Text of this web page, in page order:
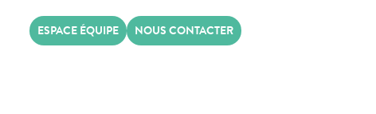
ESPACE ÉQUIPE NOUS CONTACTER